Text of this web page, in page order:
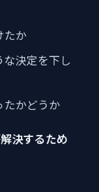
たか
決定を下し
たかどうか
決するため